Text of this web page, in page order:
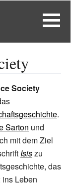
Society
.
Sarton und
mit dem Ziel
Isiszu
das
Leben